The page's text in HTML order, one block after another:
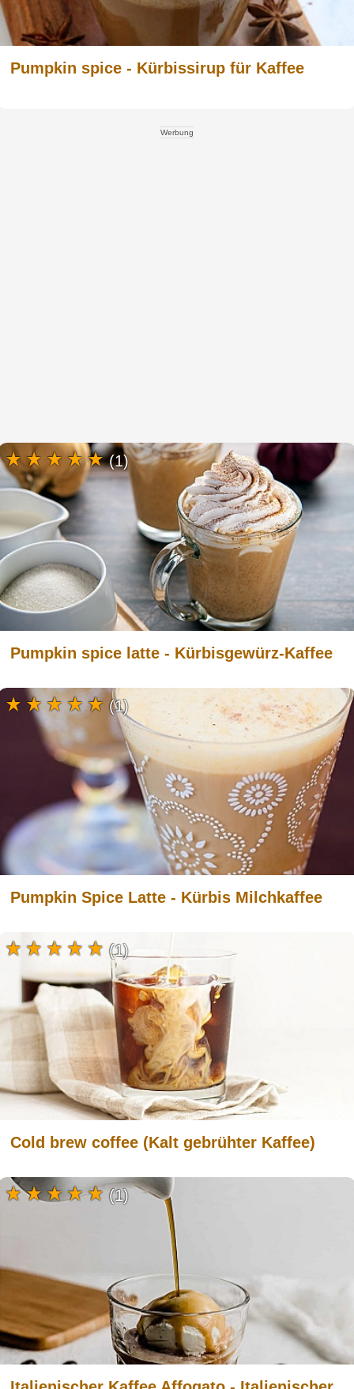
Pumpkin spice - Kürbissirup für Kaffee
Werbung
Pumpkin spice latte - Kürbisgewürz-Kaffee
(1)
Pumpkin Spice Latte - Kürbis Milchkaffee
(1)
Cold brew coffee (Kalt gebrühter Kaffee)
(1)
(1)